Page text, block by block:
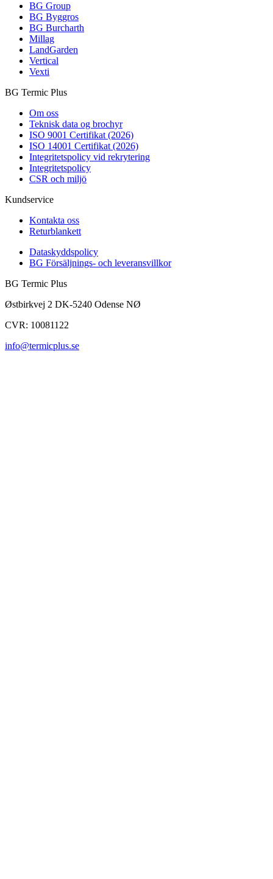
BG Group
BG Byggros
BG Burcharth
Millag
LandGarden
Vertical
Vexti
BG Termic Plus
Om oss
Teknisk data og brochyr
ISO 9001 Certifikat (2026)
ISO 14001 Certifikat (2026)
Integritetspolicy vid rekrytering
Integritetspolicy
CSR och miljö
Kundservice
Kontakta oss
Returblankett
Dataskyddspolicy
BG Försäljnings- och leveransvillkor
BG Termic Plus
Østbirkvej 2 DK-5240 Odense NØ
CVR: 10081122
info@termicplus.se